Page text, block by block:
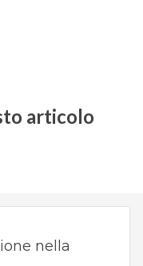
articolo
nella